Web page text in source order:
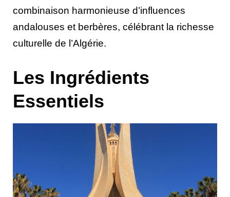
combinaison harmonieuse d’influences
andalouses et berbères, célébrant la richesse
culturelle de l’Algérie.
Les Ingrédients
Essentiels